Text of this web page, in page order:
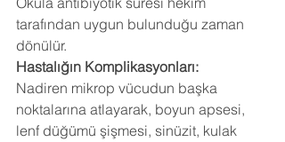
tarafından uygun bulunduğu zaman
dönülür.
Hastalığın Komplikasyonları:
Nadiren mikrop vücudun başka
noktalarına atlayarak, boyun apsesi,
lenf düğümü şişmesi, sinüzit, kulak